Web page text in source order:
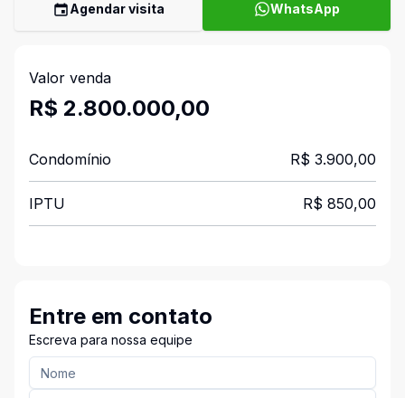
Agendar visita WhatsApp
Valor venda
R$ 2.800.000,00
Condomínio R$ 3.900,00
IPTU R$ 850,00
Entre em contato
Escreva para nossa equipe